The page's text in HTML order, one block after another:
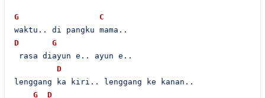
G
C
D
G
rasa diayun e.. ayun e..
D
lenggang ka kiri.. lenggang ke kanan..
G
D